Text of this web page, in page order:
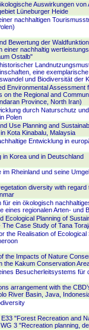
Auswirkungen
Lüneburger Heide
nachhaltigen
Bewertung der
einer nachhaltig
Ostalb"
eine
und Biodiversität der
Environmental Assessment
on the Regional and
Province, North Iran)
durch Naturschutz
Polen
Use Planning and
Kota Kinabalu, Malaysia
Entwicklung in
in Korea und in Deutschland
im Rheinland und seine
diversity with
für ein ökologisch
eines regionalen Arten- und
Ecological Planning of
The Case Study of Tana
the Realisation of
the Impacts of Nature
the Kakum Conservation
Besucherleitsystems für
arrangement with the
River Basin, Java,
"Forest Recreation and
3 "Recreation planning,